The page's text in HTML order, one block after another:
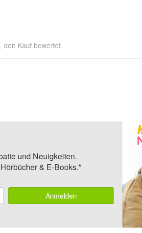
den Kauf bewertet.
und Neuigkeiten.
& E-Books.*
Anmelden